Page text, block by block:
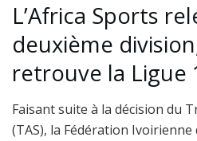
L’Africa Sports
deuxième division,
retrouve la Ligue
Faisant suite à la décision du
(TAS), la Fédération Ivoirienne